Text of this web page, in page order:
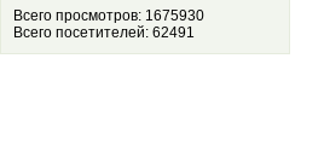
Всего просмотров: 1675930
Всего посетителей: 62491